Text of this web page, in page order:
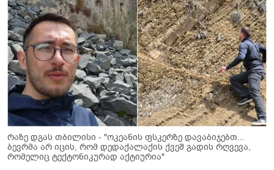
რაზე დგას თბილისი - "ოკეანის ფსკერზე დავაბიჯებთ...
ბევრმა არ იცის, რომ დედაქალაქის ქვეშ გადის რღვევა,
რომელიც ტექტონიკურად აქტიურია"